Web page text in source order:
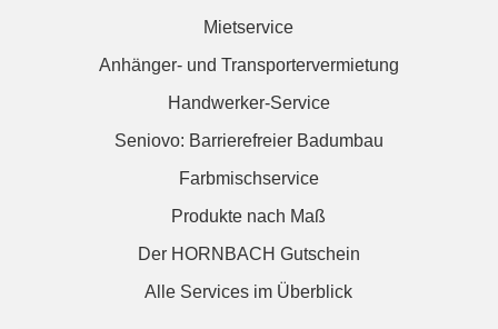
Mietservice
Anhänger- und Transportervermietung
Handwerker-Service
Seniovo: Barrierefreier Badumbau
Farbmischservice
Produkte nach Maß
Der HORNBACH Gutschein
Alle Services im Überblick